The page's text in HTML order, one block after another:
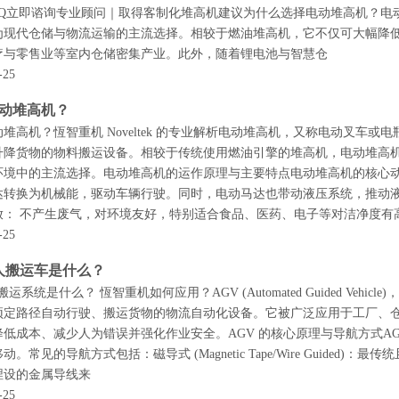
立即谘询专业顾问｜取得客制化堆高机建议为什么选择电动堆高机？
现代仓储与物流运输的主流选择。相较于燃油堆高机，它不仅可大幅
与零售业等室内仓储密集产业。此外，随着锂电池与智慧仓
25
堆高机？
高机？恆智重机 Noveltek 的专业解析电动堆高机，又称电动叉车或
降货物的物料搬运设备。相较于传统使用燃油引擎的堆高机，电动堆
境中的主流选择。电动堆高机的运作原理与主要特点电动堆高机的核
转换为机械能，驱动车辆行驶。同时，电动马达也带动液压系统，推
： 不产生废气，对环境友好，特别适合食品、医药、电子等对洁净度有
25
运车是什么？
运系统是什么？ 恆智重机如何应用？AGV (Automated Guided
定路径自动行驶、搬运货物的物流自动化设备。它被广泛应用于工厂
低成本、减少人为错误并强化作业安全。AGV 的核心原理与导航方式
。常见的导航方式包括：磁导式 (Magnetic Tape/Wire Guided)：最传
设的金属导线来
25